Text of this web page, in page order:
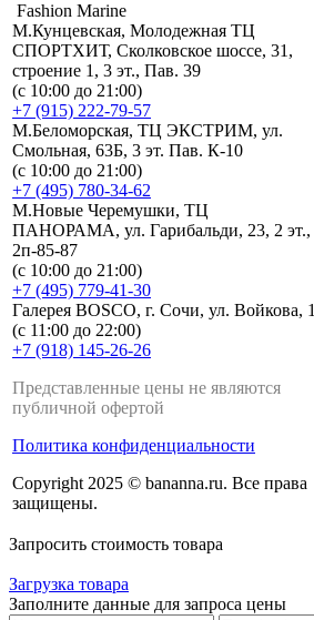
Fashion Marine
М.Кунцевская, Молодежная ТЦ
СПОРТХИТ, Сколковское шоссе, 31,
строение 1, 3 эт., Пав. 39
(с 10:00 до 21:00)
+7 (915) 222-79-57
М.Беломорская, ТЦ ЭКСТРИМ, ул.
Смольная, 63Б, 3 эт. Пав. К-10
(с 10:00 до 21:00)
+7 (495) 780-34-62
М.Новые Черемушки, ТЦ
ПАНОРАМА, ул. Гарибальди, 23, 2 эт.,
2п-85-87
(с 10:00 до 21:00)
+7 (495) 779-41-30
Галерея BOSCO, г. Сочи, ул. Войкова, 1
(с 11:00 до 22:00)
+7 (918) 145-26-26
Представленные цены не являются
публичной офертой
Политика конфиденциальности
Copyright 2025 © bananna.ru. Все права
защищены.
Запросить стоимость товара
Загрузка товара
Заполните данные для запроса цены